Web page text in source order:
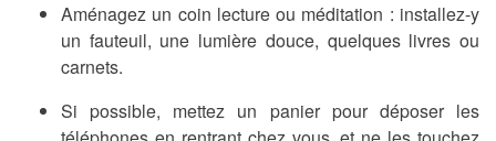
Aménagez un coin lecture ou méditation : installez-y
un fauteuil, une lumière douce, quelques livres ou
carnets.
Si possible, mettez un panier pour déposer les